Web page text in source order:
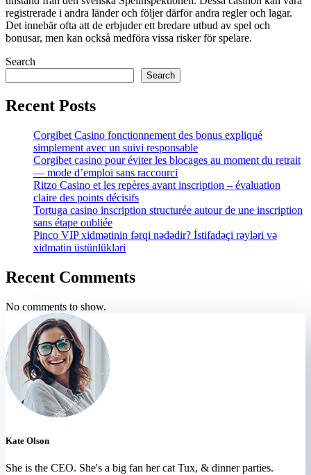
registrerade i andra länder och följer därför andra regler och lagar.
Det innebär ofta att de erbjuder ett bredare utbud av spel och
bonusar, men kan också medföra vissa risker för spelare.
Search
Search
Recent Posts
Corgibet Casino fonctionnement des bonus expliqué
simplement avec un suivi responsable
Corgibet casino pour éviter les blocages au moment du retrait
— mode d’emploi sans raccourci
Ritzo Casino et les repères avant inscription – évaluation
claire des points décisifs
Tortuga casino inscription structurée autour de une inscription
sans étape oubliée
Pinco VIP xidmətinin fərqi nədədir? İstifadəçi rəyləri və
xidmətin üstünlükləri
Recent Comments
No comments to show.
Kate Olson
She is the CEO. She's a big fan her cat Tux, & dinner parties.